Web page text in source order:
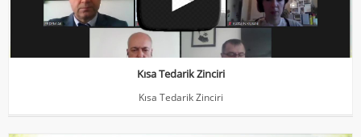
Kısa Tedarik Zinciri
Kısa Tedarik Zinciri